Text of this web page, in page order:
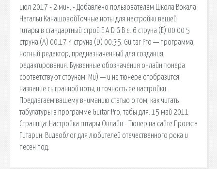
июл 2017 - 2 мин. - Добавлено пользователем Школа Вокала
Натальи КанашовойТочные ноты для настройки вашей
гитары в стандартный строй E A D G B e. 6 струна (E) 00:00 5
струна (A) 00:17 4 струна (D) 00:35. Guitar Pro — программа,
нотный редактор, предназначенный для создания,
редактирования. Буквенные обозначения онлайн тюнера
соответствуют струнам: Ми) — и на тюнере отобразится
название сыгранной ноты, и точность ее настройки.
Предлагаем вашему вниманию статью о том, как читать
табулатуры в программе Guitar Pro, табы для. 15 май 2011
Страница: Настройка гитары Онлайн - Тюнер на сайте Проекта
Гитарин. Видеоблог для любителей отечественного рока и
песен под.